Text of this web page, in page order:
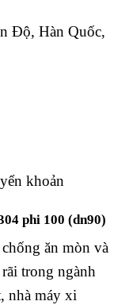
Độ, Hàn Quốc,
khoản
phi 100 (dn90)
ăn mòn và
trong ngành
nhà máy xi